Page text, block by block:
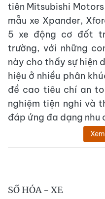
tiên Mitsubishi
mẫu xe Xpander,
5 xe động cơ đốt
trường, với những
này cho thấy sự hiện
hiệu ở nhiều phân
đề cao tiêu chí an
nghiệm tiện nghi và
đáp ứng đa dạng nhu
SỐ HÓA - XE